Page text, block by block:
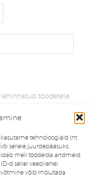
tehnoloogiaid (nt
sellele juurdepääsuks.
meil töödelda andmeid,
d sellel veebilehel.
võib mõjutada
toodetele